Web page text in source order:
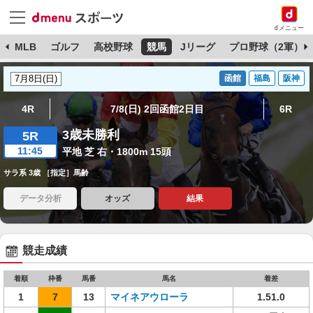
dメニュー
MLB ゴルフ 高校野球 競馬 Jリーグ プロ野球（2軍）
函館 福島 阪神
4R 7/8(日) 2回函館2日目 6R
5R
11:45
3歳未勝利
平地 芝 右・1800m 15頭
サラ系 3歳 ［指定］馬齢
データ分析 オッズ 結果
競走成績
着順 枠番 馬番 馬名 着差
1 7 13 マイネアウローラ
1.51.0